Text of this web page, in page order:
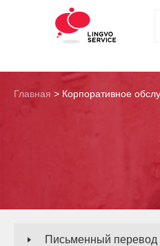
Главная > Корпоративное
Письменный перевод